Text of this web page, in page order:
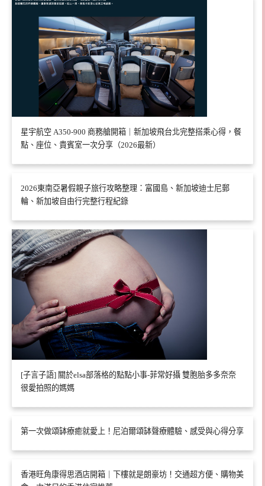
星宇航空 A350-900 商務艙開箱｜新加坡飛台北完整搭乘心得，餐
點、座位、貴賓室一次分享（2026最新）
2026東南亞暑假親子旅行攻略整理：富國島、新加坡迪士尼郵
輪、新加坡自由行完整行程紀錄
[子言子語] 關於elsa部落格的點點小事-菲常好攝 雙胞胎多多奈奈
很愛拍照的媽媽
第一次做頌缽療癒就愛上！尼泊爾頌缽聲療體驗、感受與心得分享
香港旺角康得思酒店開箱｜下樓就是朗豪坊！交通超方便、購物美